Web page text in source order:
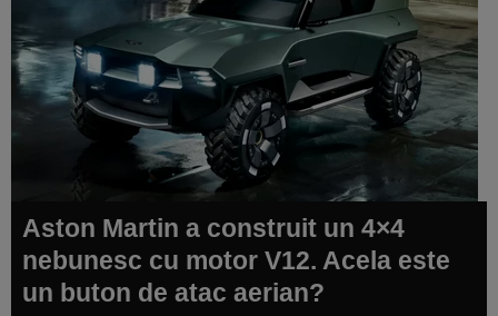
Aston Martin a construit un 4×4
nebunesc cu motor V12. Acela este
un buton de atac aerian?